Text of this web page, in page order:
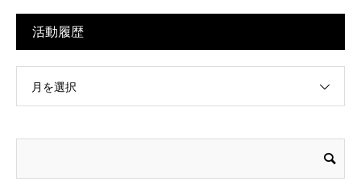
活動履歴
月を選択